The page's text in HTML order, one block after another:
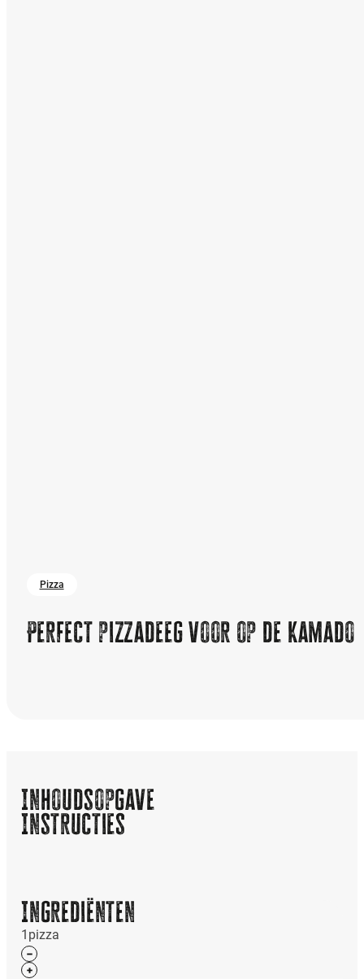
Pizza
Perfect pizzadeeg voor op de Kamado
Inhoudsopgave
Instructies
Ingrediënten
1 pizza